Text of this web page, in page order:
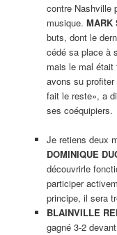
contre Nashville
musique. MARK
buts, dont le
cédé sa place à
mais le mal était
avons su
fait le reste», a
ses coéquipiers.
Je retiens deux
DOMINIQUE
découvrirle
participer
principe, il sera
BLAINVILLE
gagné 3-2